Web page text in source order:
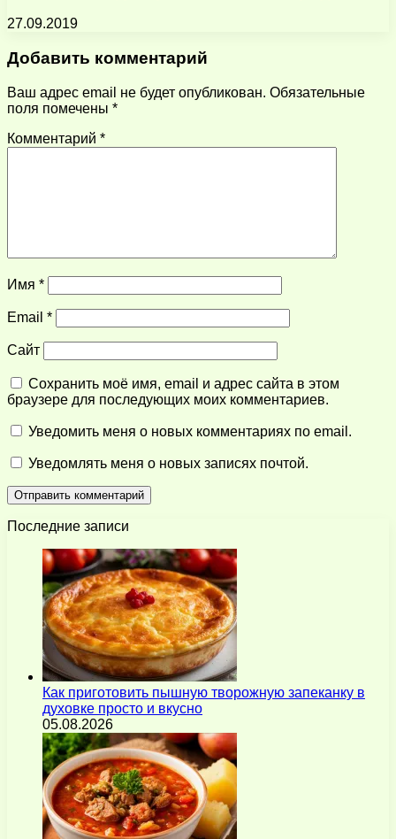
27.09.2019
Добавить комментарий
Ваш адрес email не будет опубликован. Обязательные
поля помечены *
Комментарий *
Имя *
Email *
Сайт
Сохранить моё имя, email и адрес сайта в этом
браузере для последующих моих комментариев.
Уведомить меня о новых комментариях по email.
Уведомлять меня о новых записях почтой.
Последние записи
Как приготовить пышную творожную запеканку в
духовке просто и вкусно
05.08.2026